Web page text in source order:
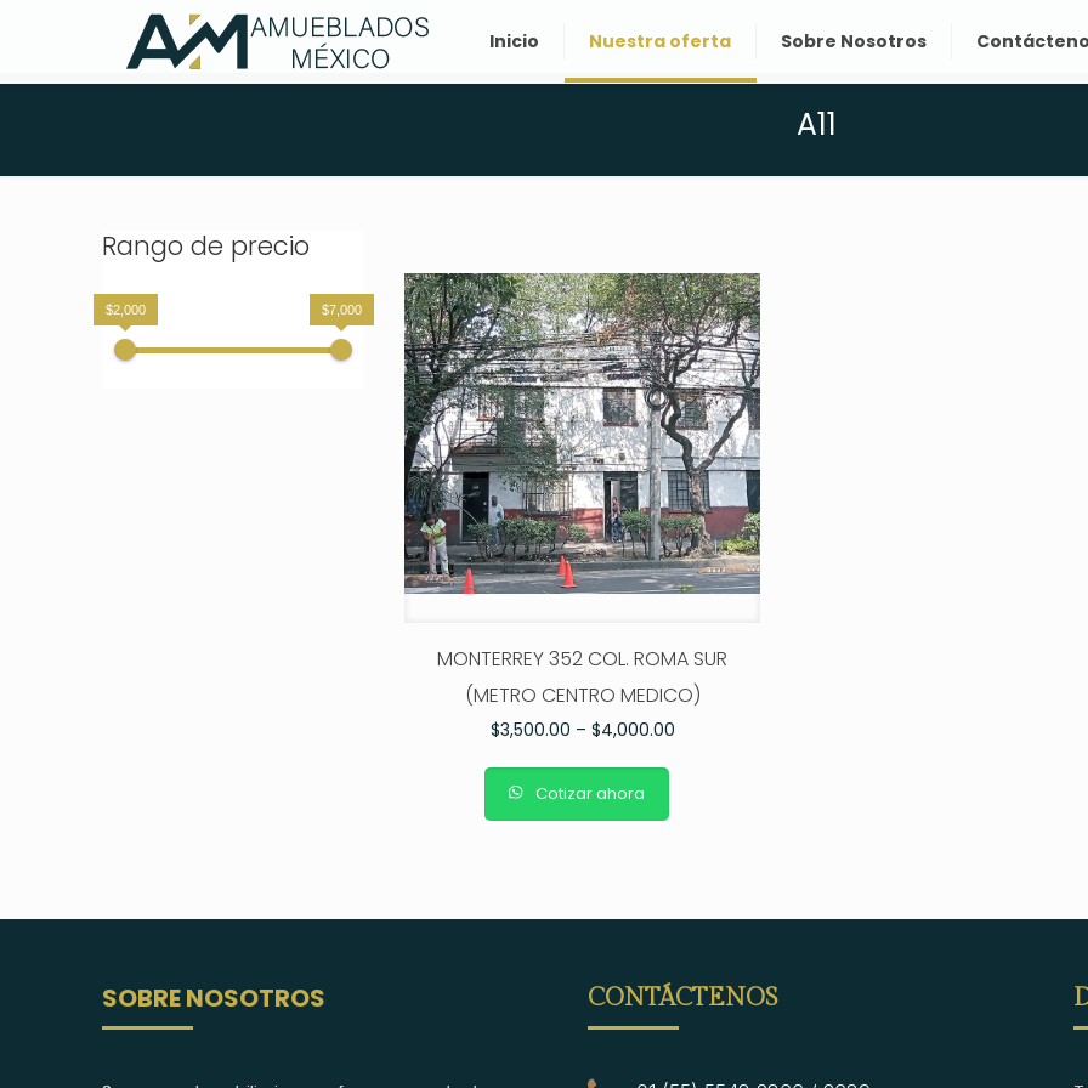
Inicio Nuestra oferta Sobre Nosotros
A11
Rango de precio
$2,000 $7,000
MONTERREY 352 COL. ROMA SUR
(METRO CENTRO MEDICO)
$3,500.00 – $4,000.00
Cotizar ahora
SOBRE NOSOTROS CONTÁCTENOS